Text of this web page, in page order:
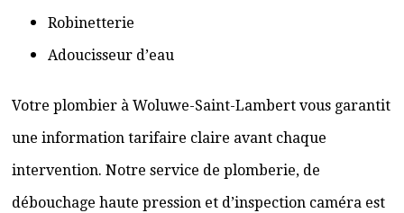
Robinetterie
Adoucisseur d’eau
Votre plombier à Woluwe-Saint-Lambert vous garantit
une information tarifaire claire avant chaque
intervention. Notre service de plomberie, de
débouchage haute pression et d’inspection caméra est